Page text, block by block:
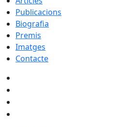
Publicacions
Biografia
Premis
Imatges
Contacte